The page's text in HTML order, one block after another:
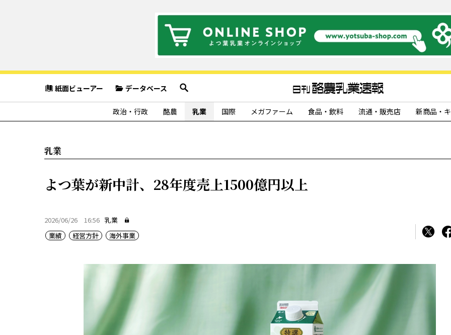
紙面ビューアー データベース
政治・行政 酪農 乳業 国際 メガファーム 食品・飲料 流通・販売店 新商品・
乳業
よつ葉が新中計、28年度売上1500億円以上
2026/06/26 16:56 乳業
業績
経営方針 海外事業